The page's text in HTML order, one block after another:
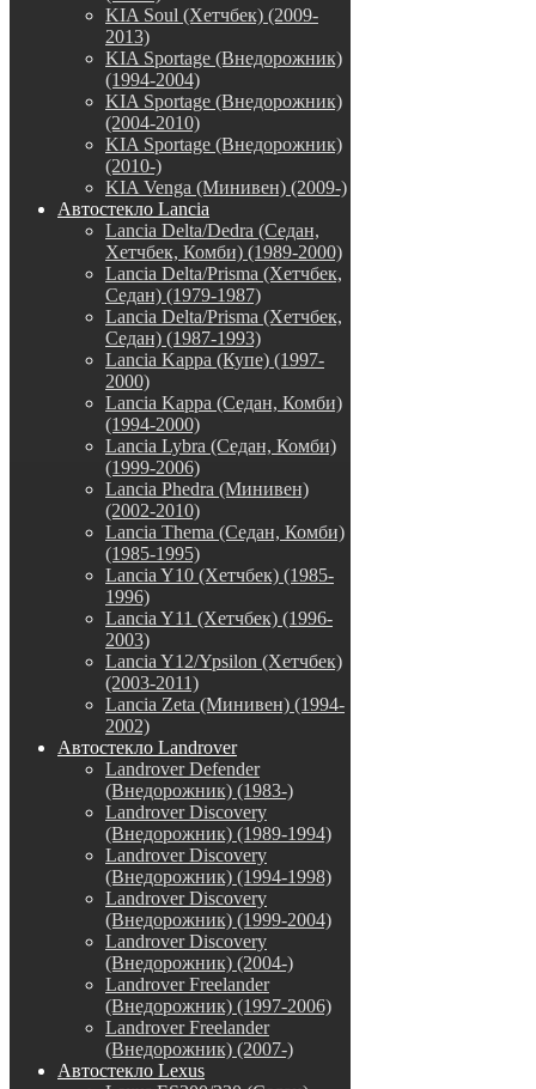
KIA Soul (Хетчбек) (2009-
2013)
KIA Sportage (Внедорожник)
(1994-2004)
KIA Sportage (Внедорожник)
(2004-2010)
KIA Sportage (Внедорожник)
(2010-)
KIA Venga (Минивен) (2009-)
Автостекло Lancia
Lancia Delta/Dedra (Седан,
Хетчбек, Комби) (1989-2000)
Lancia Delta/Prisma (Хетчбек,
Седан) (1979-1987)
Lancia Delta/Prisma (Хетчбек,
Седан) (1987-1993)
Lancia Kappa (Купе) (1997-
2000)
Lancia Kappa (Седан, Комби)
(1994-2000)
Lancia Lybra (Седан, Комби)
(1999-2006)
Lancia Phedra (Минивен)
(2002-2010)
Lancia Thema (Седан, Комби)
(1985-1995)
Lancia Y10 (Хетчбек) (1985-
1996)
Lancia Y11 (Хетчбек) (1996-
2003)
Lancia Y12/Ypsilon (Хетчбек)
(2003-2011)
Lancia Zeta (Минивен) (1994-
2002)
Автостекло Landrover
Landrover Defender
(Внедорожник) (1983-)
Landrover Discovery
(Внедорожник) (1989-1994)
Landrover Discovery
(Внедорожник) (1994-1998)
Landrover Discovery
(Внедорожник) (1999-2004)
Landrover Discovery
(Внедорожник) (2004-)
Landrover Freelander
(Внедорожник) (1997-2006)
Landrover Freelander
(Внедорожник) (2007-)
Автостекло Lexus